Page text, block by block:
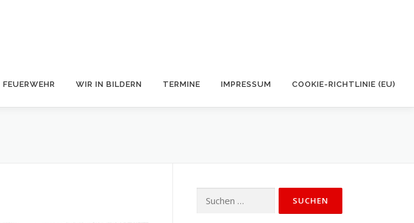
FEUERWEHR WIR IN BILDERN TERMINE IMPRESSUM COOKIE-RICHTLINIE (EU)
nach: